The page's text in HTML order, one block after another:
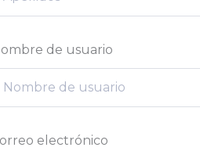
de usuario
electrónico